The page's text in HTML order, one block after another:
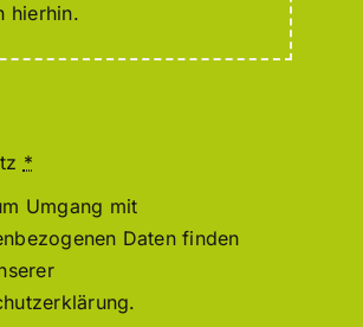
hierhin.
*
Umgang mit
Daten finden